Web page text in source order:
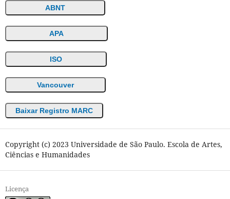
ABNT
APA
ISO
Vancouver
Baixar Registro MARC
Copyright (c) 2023 Universidade de São Paulo. Escola de Artes,
Ciências e Humanidades
Licença